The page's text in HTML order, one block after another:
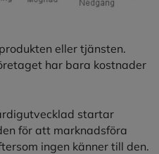
eller tjänsten.
har bara kostnader
startar
för att marknadsföra
ingen känner till den.